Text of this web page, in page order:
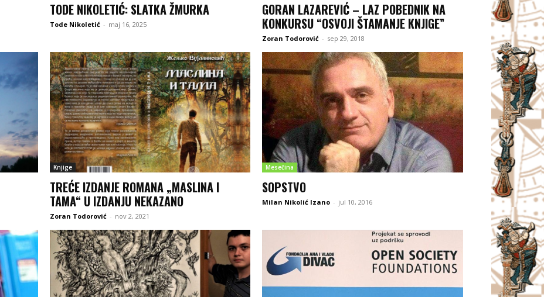
TODE NIKOLETIĆ: SLATKA ŽMURKA
Tode Nikoletić - maj 16, 2025
GORAN LAZAREVIĆ – LAZ POBEDNIK NA
KONKURSU “OSVOJI ŠTAMANJE KNJIGE”
Zoran Todorović - sep 29, 2018
Knjige
TREĆE IZDANJE ROMANA „MASLINA I
TAMA“ U IZDANJU NEKAZANO
Zoran Todorović - nov 2, 2021
Mesečina
SOPSTVO
Milan Nikolić Izano - jul 10, 2016